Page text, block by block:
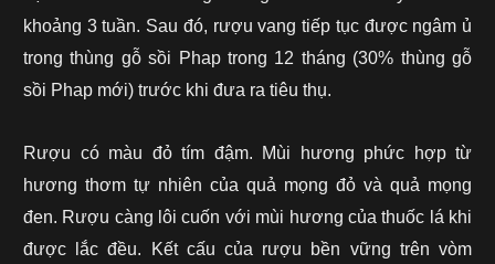
khoảng 3 tuần. Sau đó, rượu vang tiếp tục được ngâm ủ
trong thùng gỗ sồi Phap trong 12 tháng (30% thùng gỗ
sồi Phap mới) trước khi đưa ra tiêu thụ.
Rượu có màu đỏ tím đậm. Mùi hương phức hợp từ
hương thơm tự nhiên của quả mọng đỏ và quả mọng
đen. Rượu càng lôi cuốn với mùi hương của thuốc lá khi
được lắc đều. Kết cấu của rượu bền vững trên vòm